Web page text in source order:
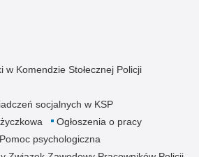
w Komendzie Stołecznej Policji
socjalnych w KSP
Ogłoszenia o pracy
Pomoc psychologiczna